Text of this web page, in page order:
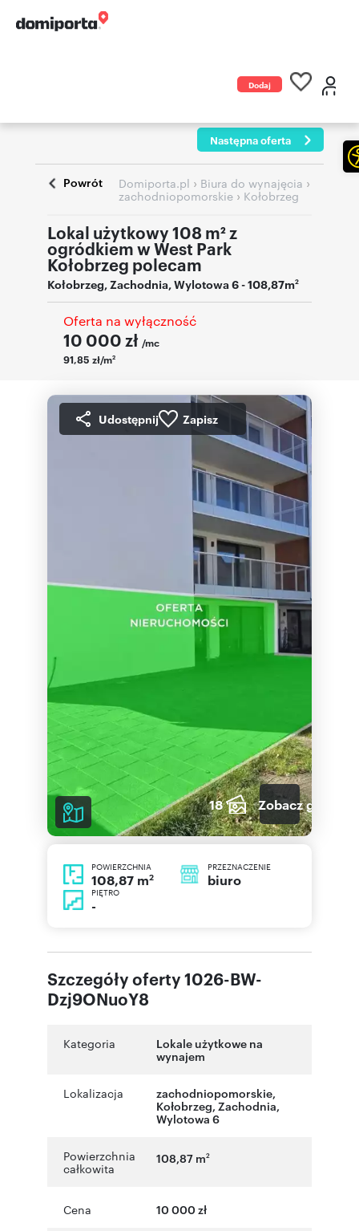
Dodaj
Następna oferta
Powrót Domiporta.pl › Biura do wynajęcia ›
zachodniopomorskie › Kołobrzeg
Lokal użytkowy 108 m² z
ogródkiem w West Park
Kołobrzeg polecam
Kołobrzeg,Zachodnia,Wylotowa 6- 108,87m2
Oferta na wyłączność
10 000 zł /mc
91,85 zł/m2
Udostępnij Zapisz
18 Zobacz galerię
POWIERZCHNIA
108,87 m2
PRZEZNACZENIE
biuro
PIĘTRO
-
Szczegóły oferty 1026-BW-
Dzj9ONuoY8
Kategoria
Lokale użytkowe na
wynajem
Lokalizacja zachodniopomorskie,
Kołobrzeg, Zachodnia,
Wylotowa 6
Powierzchnia
całkowita
108,87 m2
Cena 10 000 zł